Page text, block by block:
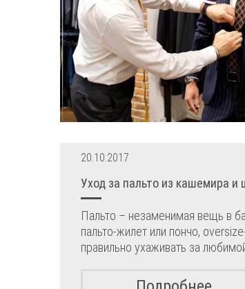
20.10.2017
Уход за пальто из кашемира и
Пальто – незаменимая вещь в
пальто-жилет или пончо,
правильно ухаживать за